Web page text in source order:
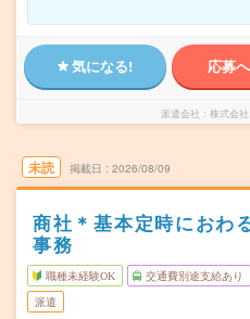
気になる! 応募
派遣会社 株式会
未読 掲載日 2026/08/09
商社＊基本定時におわ
事務
職種未経験OK 交通費別途支給あり
派遣